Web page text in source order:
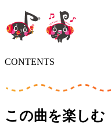
CONTENTS
この曲を楽しむ